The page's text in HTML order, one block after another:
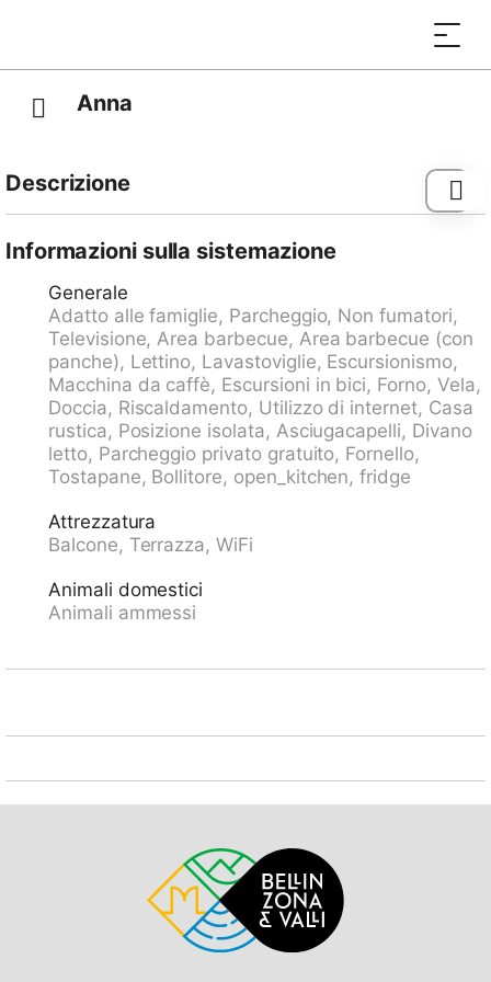
Anna
Descrizione
"Anna", accogliente, rustico su 3 piani. Nel borgo
direttamente sul ciglio del bosco, a 11 km dal lago,
esposizione sud-est. Accesso 100 m di strada stretta
fino 20 m da alla casa (strada non asfaltata).
Parcheggio presso la casa a 50 m. Negozio alimentare
4 km, ristorante 2 km, fermata bus "Postauto linie
322" 100 m, lago balneabile "Lago Maggiore" 11 km,
lago Lago Maggiore 11 km. Sentieri per passeggiate
vicino alla casa 5 m. Attrazioni nelle vicinanze:
Falconeria, Locarno, Mercato Cannobio, Luino, Intra IT,
Berge - See 150 m. Laghi famosi: Lago Maggiore,
Lago di Lugano. Sentieri escursionistici: Monte
Sambuco-Naret. Prego notare: adatto alle famiglie.
Informazioni sulla sistemazione
Generale
Adatto alle famiglie, Parcheggio, Non fumatori,
Televisione, Area barbecue, Area barbecue (con
panche), Lettino, Lavastoviglie, Escursionismo,
Macchina da caffè, Escursioni in bici, Forno, Vela,
Doccia, Riscaldamento, Utilizzo di internet, Casa
rustica, Posizione isolata, Asciugacapelli, Divano
letto, Parcheggio privato gratuito, Fornello,
Tostapane, Bollitore, open_kitchen, fridge
Attrezzatura
Balcone, Terrazza, WiFi
Animali domestici
Animali ammessi